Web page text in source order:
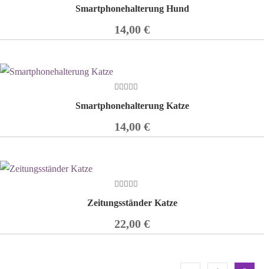
out
5
Smartphonehalterung Hund
14,00 €
out
5
Smartphonehalterung Katze
14,00 €
out
of
5
Zeitungsständer Katze
22,00 €